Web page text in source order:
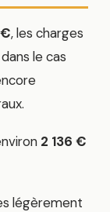
, les charges
dans le cas
2 136 €
légèrement